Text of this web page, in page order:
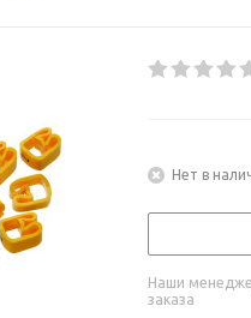
Нет в
Наши
заказа